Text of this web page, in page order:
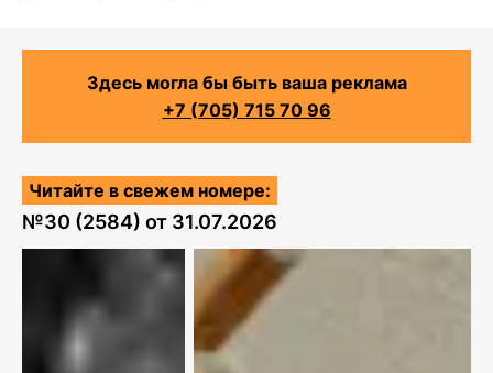
Здесь могла бы быть ваша реклама
+7 (705) 715 70 96
Читайте в свежем номере:
№30 (2584) от 31.07.2026